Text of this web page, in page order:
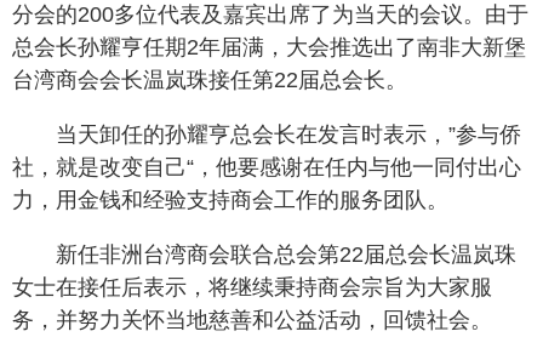
分会的200多位代表及嘉宾出席了为当天的会议。由于
总会长孙耀亨任期2年届满，大会推选出了南非大新堡
台湾商会会长温岚珠接任第22届总会长。
当天卸任的孙耀亨总会长在发言时表示，”参与侨
社，就是改变自己“，他要感谢在任内与他一同付出心
力，用金钱和经验支持商会工作的服务团队。
新任非洲台湾商会联合总会第22届总会长温岚珠
女士在接任后表示，将继续秉持商会宗旨为大家服
务，并努力关怀当地慈善和公益活动，回馈社会。